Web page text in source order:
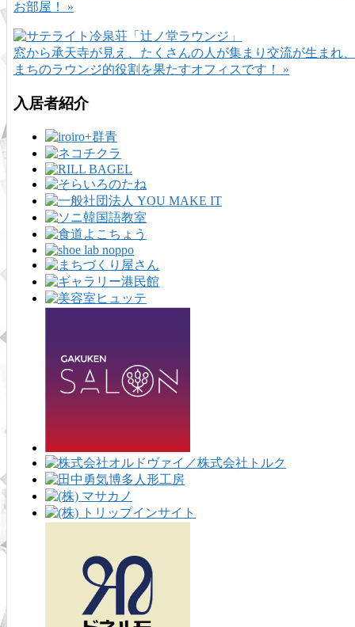
お部屋！ »
窓から承天寺が見え、たくさんの人が集まり交流が生まれ、
まちのラウンジ的役割を果たすオフィスです！ »
入居者紹介